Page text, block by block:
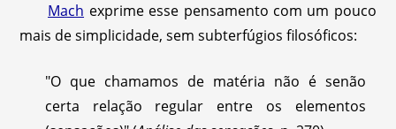
Mach exprime esse pensamento com um pouco
mais de simplicidade, sem subterfúgios filosóficos:
"O que chamamos de matéria não é senão
certa relação regular entre os elementos